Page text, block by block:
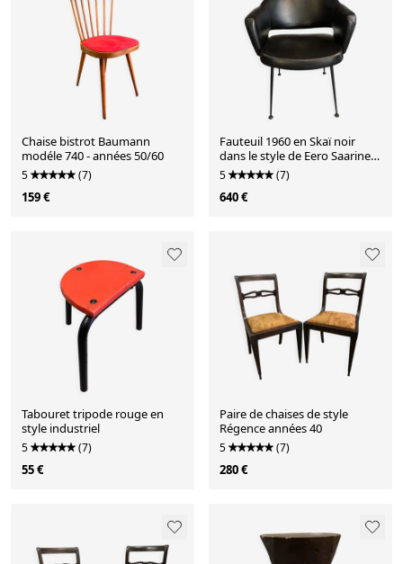
Chaise bistrot Baumann
modéle 740 - années 50/60
5 (7)
159 €
Fauteuil 1960 en Skaï noir
dans le style de Eero Saarinen,
Knoll.
5 (7)
640 €
Tabouret tripode rouge en
style industriel
5 (7)
55 €
Paire de chaises de style
Régence années 40
5 (7)
280 €